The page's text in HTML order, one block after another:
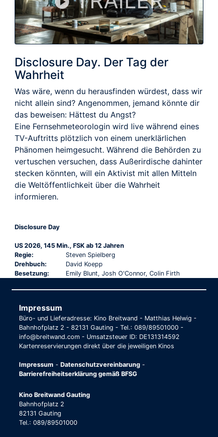
Disclosure Day. Der Tag der
Wahrheit
Was wäre, wenn du herausfinden würdest, dass wir
nicht allein sind? Angenommen, jemand könnte dir
das beweisen: Hättest du Angst?
Eine Fernsehmeteorologin wird live während eines
TV-Auftritts plötzlich von einem unerklärlichen
Phänomen heimgesucht. Während die Behörden zu
vertuschen versuchen, dass Außerirdische dahinter
stecken könnten, will ein Aktivist mit allen Mitteln
die Weltöffentlichkeit über die Wahrheit
informieren.
Disclosure Day
US 2026, 145 Min., FSK ab 12 Jahren
Regie:
Steven Spielberg
Drehbuch:
David Koepp
Besetzung:
Emily Blunt, Josh O'Connor, Colin Firth
Impressum
Büro- und Lieferadresse: Kino Breitwand - Matthias Helwig -
Bahnhofplatz 2 - 82131 Gauting - Tel.: 089/89501000 -
info@breitwand.com - Umsatzsteuer ID: DE131314592
Kartenreservierungen direkt über die jeweiligen Kinos
Impressum - Datenschutzvereinbarung -
Barrierefreiheitserklärung gemäß BFSG
Kino Breitwand Gauting
Bahnhofplatz 2
82131 Gauting
Tel.: 089/89501000